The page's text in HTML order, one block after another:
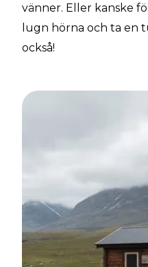
vänner. Eller kanske
lugn hörna och ta en
också!